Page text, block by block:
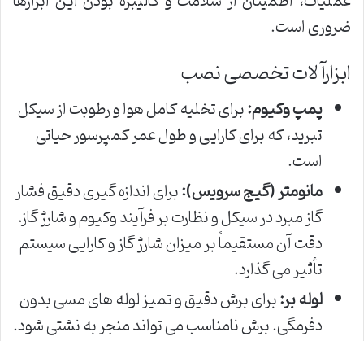
ضروری است.
ابزارآلات تخصصی نصب
پمپ وکیوم:برای تخلیه کامل هوا و رطوبت از سیکل
تبرید، که برای کارایی و طول عمر کمپرسور حیاتی
است.
مانومتر (گیج سرویس):برای اندازه گیری دقیق فشار
گاز مبرد در سیکل و نظارت بر فرآیند وکیوم و شارژ گاز.
دقت آن مستقیماً بر میزان شارژ گاز و کارایی سیستم
تأثیر می گذارد.
لوله بر:برای برش دقیق و تمیز لوله های مسی بدون
دفرمگی. برش نامناسب می تواند منجر به نشتی شود.